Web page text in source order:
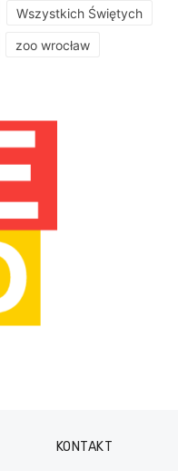
Wszystkich Świętych
zoo wrocław
KONTAKT